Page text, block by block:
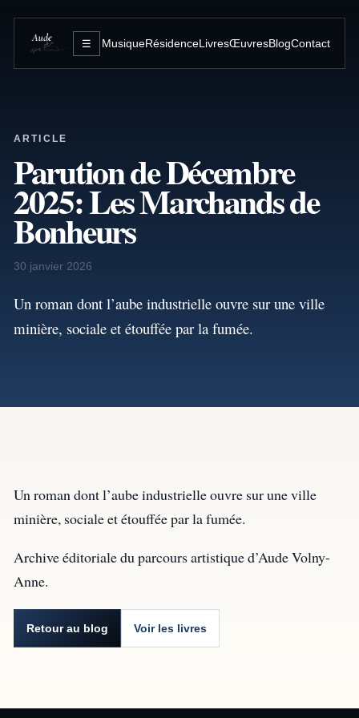
☰ MusiqueRésidenceLivresŒuvresBlogContact
ARTICLE
Parution de Décembre
2025: Les Marchands de
Bonheurs
30 janvier 2026
Un roman dont l’aube industrielle ouvre sur une ville
minière, sociale et étouffée par la fumée.
Un roman dont l’aube industrielle ouvre sur une ville
minière, sociale et étouffée par la fumée.
Archive éditoriale du parcours artistique d’Aude Volny-
Anne.
Retour au blog Voir les livres